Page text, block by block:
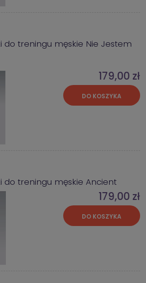
do treningu męskie Nie Jestem
179,00 zł
DO KOSZYKA
do treningu męskie Ancient
179,00 zł
DO KOSZYKA